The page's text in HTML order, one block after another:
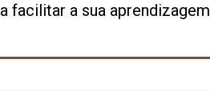
facilitar a sua aprendizagem